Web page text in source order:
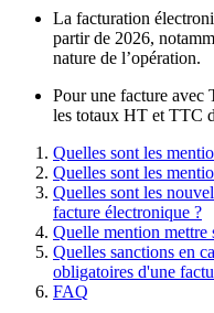
La facturation
partir de 2026,
nature de l’opération.
Pour une facture
les totaux HT et TTC
Quelles sont les
Quelles sont les
Quelles sont les
facture électronique ?
Quelle mention
Quelles sanctions en
obligatoires d'une
FAQ